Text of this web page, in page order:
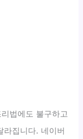
법에도 불구하고
라집니다. 네이버